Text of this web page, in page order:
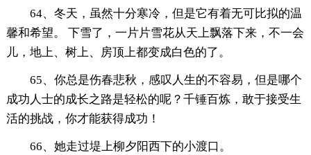
64、冬天，虽然十分寒冷，但是它有着无可比拟的温
馨和希望。 下雪了，一片片雪花从天上飘落下来，不一会
儿，地上、树上、房顶上都变成白色的了。
65、你总是伤春悲秋，感叹人生的不容易，但是哪个
成功人士的成长之路是轻松的呢？千锤百炼，敢于接受生
活的挑战，你才能获得成功！
66、她走过堤上柳夕阳西下的小渡口。